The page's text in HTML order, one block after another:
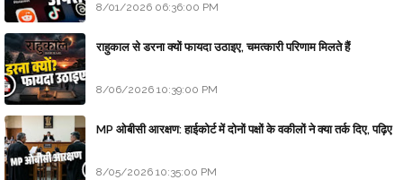
8/01/2026 06:36:00 PM
राहुकाल से डरना क्यों फायदा उठाइए, चमत्कारी परिणाम मिलते हैं
8/06/2026 10:39:00 PM
MP ओबीसी आरक्षण: हाईकोर्ट में दोनों पक्षों के वकीलों ने क्या तर्क दिए, पढ़िए
8/05/2026 10:35:00 PM